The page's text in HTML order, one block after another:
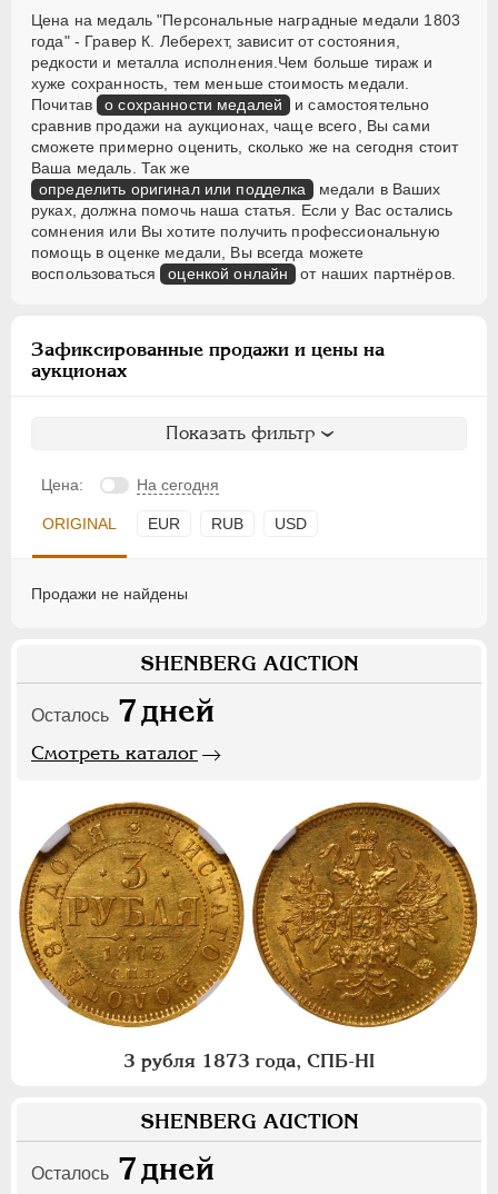
Цена на медаль "Персональные наградные медали 1803
года" - Гравер К. Леберехт, зависит от состояния,
редкости и металла исполнения.Чем больше тираж и
хуже сохранность, тем меньше стоимость медали.
Почитав о сохранности медалей
и самостоятельно
сравнив продажи на аукционах, чаще всего, Вы сами
сможете примерно оценить, сколько же на сегодня стоит
Ваша медаль. Так же
определить оригинал или подделка
медали в Ваших
руках, должна помочь наша статья. Если у Вас остались
сомнения или Вы хотите получить профессиональную
помощь в оценке медали, Вы всегда можете
воспользоваться оценкой онлайн от наших партнёров.
Зафиксированные продажи и цены на
аукционах
Показать фильтр
Цена: На сегодня
ORIGINAL EUR RUB USD
Продажи не найдены
SHENBERG AUCTION
Осталось 7дней
Смотреть каталог
3 рубля 1873 года, СПБ-НI
SHENBERG AUCTION
Осталось 7дней